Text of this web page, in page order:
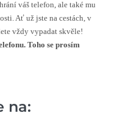
váš telefon, ale také mu
Ať už jste na cestách, v
vždy vypadat skvěle!
Toho se prosím
na: